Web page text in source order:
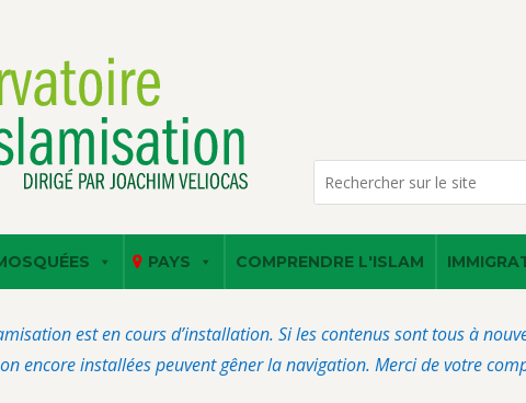
PAYS COMPRENDRE L'ISLAM
est en cours d’installation. Si les contenus sont tous à
encore installées peuvent gêner la navigation. Merci de votre